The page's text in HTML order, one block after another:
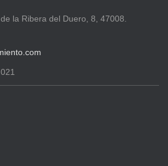
la Ribera del Duero, 8, 47008.